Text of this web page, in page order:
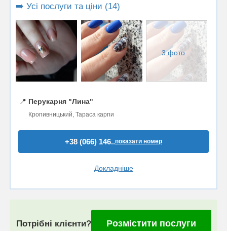
➡️ Усі послуги та ціни (14)
3 фото
📍 Перукарня "Лина"
Кропивницький, Тараса карпи
+38 (066) 146..показати номер
Докладніше
Потрібні клієнти? Розмістити послуги